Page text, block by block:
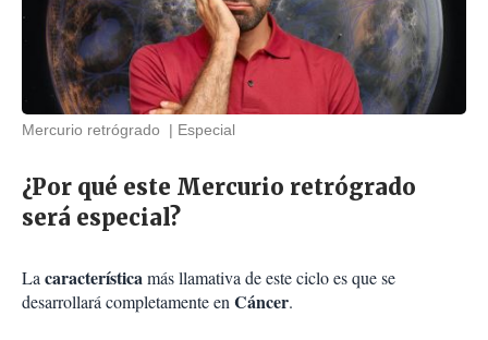
Mercurio retrógrado Especial
¿Por qué este Mercurio retrógrado
será especial?
Lacaracterísticamás llamativa de este ciclo es que se
desarrollará completamente enCáncer.